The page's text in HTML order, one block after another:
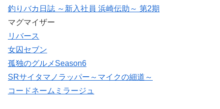
釣りバカ日誌 ～新入社員 浜崎伝助～ 第2期
マグマイザー
リバース
女囚セブン
孤独のグルメSeason6
SRサイタマノラッパー～マイクの細道～
コードネームミラージュ